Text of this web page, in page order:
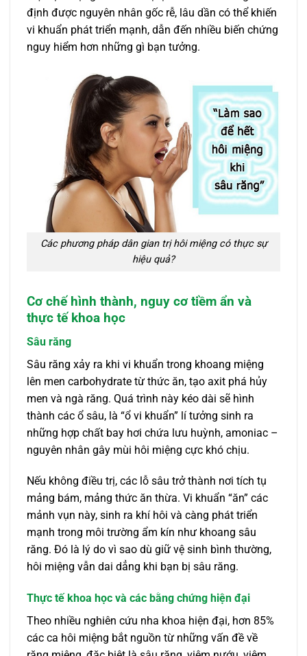
định được nguyên nhân gốc rễ, lâu dần có thể khiến
vi khuẩn phát triển mạnh, dẫn đến nhiều biến chứng
nguy hiểm hơn những gì bạn tưởng.
Các phương pháp dân gian trị hôi miệng có thực sự
hiệu quả?
Cơ chế hình thành, nguy cơ tiềm ẩn và
thực tế khoa học
Sâu răng
Sâu răng xảy ra khi vi khuẩn trong khoang miệng
lên men carbohydrate từ thức ăn, tạo axit phá hủy
men và ngà răng. Quá trình này kéo dài sẽ hình
thành các ổ sâu, là “ổ vi khuẩn” lí tưởng sinh ra
những hợp chất bay hơi chứa lưu huỳnh, amoniac –
nguyên nhân gây mùi hôi miệng cực khó chịu.
Nếu không điều trị, các lỗ sâu trở thành nơi tích tụ
mảng bám, mảng thức ăn thừa. Vi khuẩn “ăn” các
mảnh vụn này, sinh ra khí hôi và càng phát triển
mạnh trong môi trường ẩm kín như khoang sâu
răng. Đó là lý do vì sao dù giữ vệ sinh bình thường,
hôi miệng vẫn dai dẳng khi bạn bị sâu răng.
Thực tế khoa học và các bằng chứng hiện đại
Theo nhiều nghiên cứu nha khoa hiện đại, hơn 85%
các ca hôi miệng bắt nguồn từ những vấn đề về